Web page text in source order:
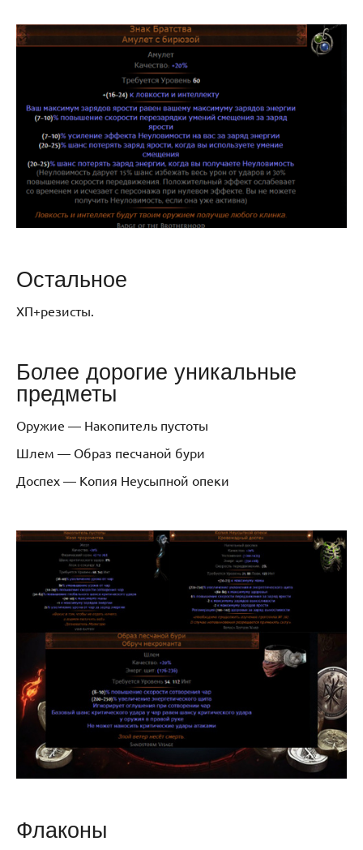
Остальное
ХП+резисты.
Более дорогие уникальные
предметы
Оружие — Накопитель пустоты
Шлем — Образ песчаной бури
Доспех — Копия Неусыпной опеки
Флаконы